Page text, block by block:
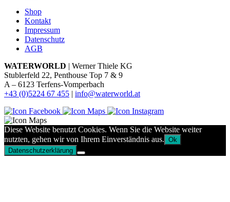
Shop
Kontakt
Impressum
Datenschutz
AGB
WATERWORLD | Werner Thiele KG
Stublerfeld 22, Penthouse Top 7 & 9
A – 6123 Terfens-Vomperbach
+43 (0)5224 67 455 | info@waterworld.at
Diese Website benutzt Cookies. Wenn Sie die Website weiter
nutzten, gehen wir von Ihrem Einverständnis aus. Ok
Datenschutzerklärung